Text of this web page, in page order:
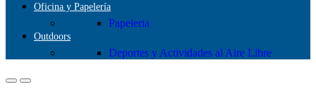
Oficina y Papelería
Papeleria
Outdoors
Deportes y Actividades al Aire Libre